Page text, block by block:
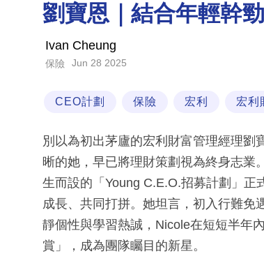
劉寶恩｜結合年輕幹
Ivan Cheung
保險 Jun 28 2025
CEO計劃 保險 宏利 宏利
別以為初出茅廬的宏利財富管理經理劉
晰的她，早已將理財策劃視為終身志業
生而設的「Young C.E.O.招募計劃」
成長、共同打拼。她坦言，初入行難免
靜個性與學習熱誠，Nicole在短短半年
賞」，成為團隊矚目的新星。